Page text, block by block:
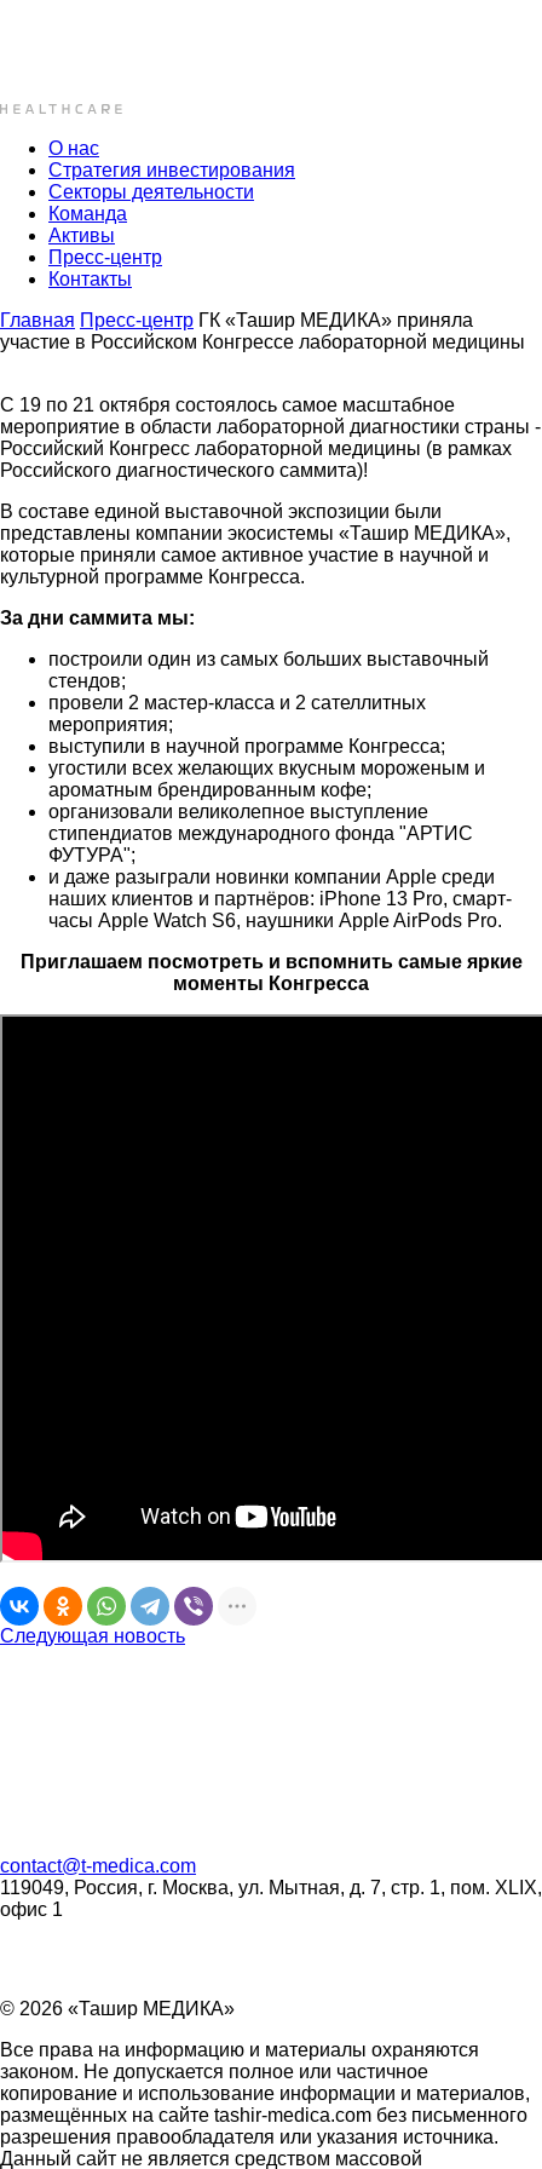
О нас
Стратегия инвестирования
Секторы деятельности
Команда
Активы
Пресс-центр
Контакты
Главная Пресс-центр ГК «Ташир МЕДИКА» приняла
участие в Российском Конгрессе лабораторной медицины
С 19 по 21 октября состоялось самое масштабное
мероприятие в области лабораторной диагностики страны -
Российский Конгресс лабораторной медицины (в рамках
Российского диагностического саммита)!
В составе единой выставочной экспозиции были
представлены компании экосистемы «Ташир МЕДИКА»,
которые приняли самое активное участие в научной и
культурной программе Конгресса.
За дни саммита мы:
построили один из самых больших выставочный
стендов;
провели 2 мастер-класса и 2 сателлитных
мероприятия;
выступили в научной программе Конгресса;
угостили всех желающих вкусным мороженым и
ароматным брендированным кофе;
организовали великолепное выступление
стипендиатов международного фонда "АРТИС
ФУТУРА";
и даже разыграли новинки компании Apple среди
наших клиентов и партнёров: iPhone 13 Pro, смарт-
часы Apple Watch S6, наушники Apple AirPods Pro.
Приглашаем посмотреть и вспомнить самые яркие
моменты Конгресса
Следующая новость
contact@t-medica.com
119049, Россия, г. Москва, ул. Мытная, д. 7, стр. 1, пом. XLIX,
офис 1
© 2026 «Ташир МЕДИКА»
Все права на информацию и материалы охраняются
законом. Не допускается полное или частичное
копирование и использование информации и материалов,
размещённых на сайте tashir-medica.com без письменного
разрешения правообладателя или указания источника.
Данный сайт не является средством массовой